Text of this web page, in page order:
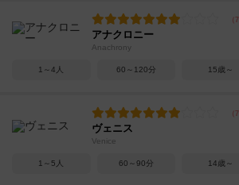
アナクロニー
Anachrony
1～4人 60～120分 15歳～
ヴェニス
Venice
1～5人 60～90分 14歳～